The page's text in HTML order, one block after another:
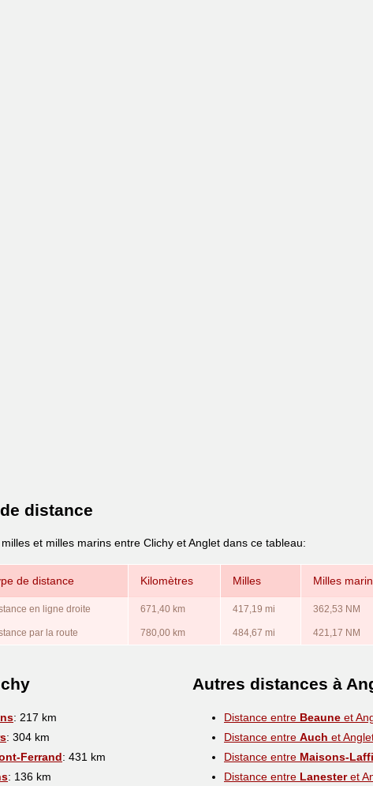
distance
et milles marins entre Clichy et Anglet dans ce tableau:
de distance Kilomètres Milles Milles
en ligne droite 671,40 km 417,19 mi 362,53 NM
par la route 780,00 km 484,67 mi 421,17 NM
: 217 km
: 304 km
Ferrand: 431 km
: 136 km
Autres distances à
Distance entre Beaune et
Distance entre Auch et
Distance entre Maisons-
Distance entre Lanesteret